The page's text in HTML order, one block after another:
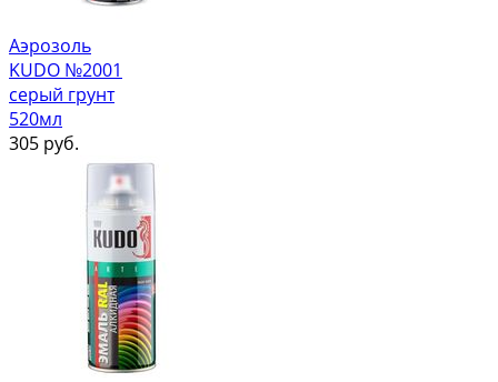
Аэрозоль
KUDO №2001
серый грунт
520мл
305 руб.